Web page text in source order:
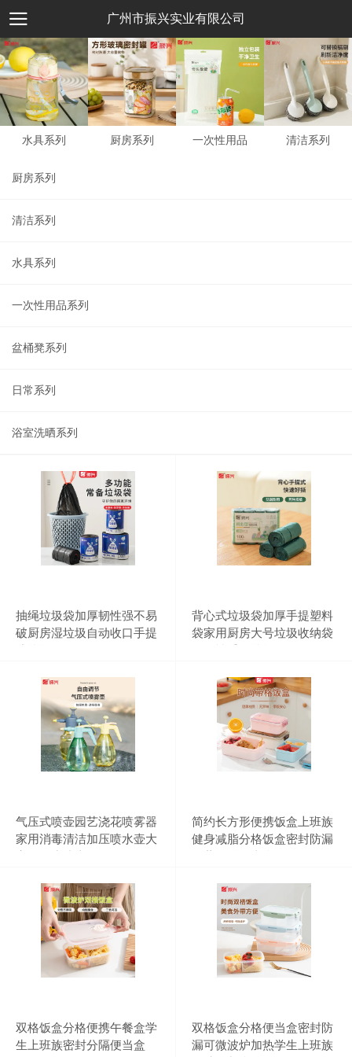
广州市振兴实业有限公司
水具系列 厨房系列 一次性用品 清洁系列
厨房系列
清洁系列
水具系列
一次性用品系列
盆桶凳系列
日常系列
浴室洗晒系列
抽绳垃圾袋加厚韧性强不易
破厨房湿垃圾自动收口手提
背心式垃圾袋加厚手提塑料
袋家用厨房大号垃圾收纳袋
气压式喷壶园艺浇花喷雾器
家用消毒清洁加压喷水壶大
简约长方形便携饭盒上班族
健身减脂分格饭盒密封防漏
双格饭盒分格便携午餐盒学
生上班族密封分隔便当盒
双格饭盒分格便当盒密封防
漏可微波炉加热学生上班族